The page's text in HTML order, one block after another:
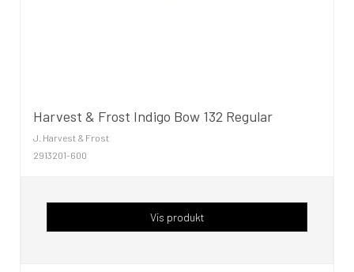
Harvest & Frost Indigo Bow 132 Regular
J. Harvest & Frost
2913201-600
Vis produkt